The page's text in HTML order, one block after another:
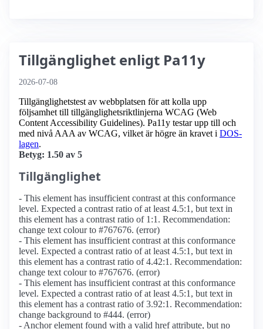
Tillgänglighet enligt Pa11y
2026-07-08
Tillgänglighetstest av webbplatsen för att kolla upp
följsamhet till tillgänglighets­riktlinjerna WCAG (Web
Content Accessibility Guidelines). Pa11y testar upp till och
med nivå AAA av WCAG, vilket är högre än kravet i DOS-
lagen.
Betyg: 1.50 av 5
Tillgänglighet
- This element has insufficient contrast at this conformance
level. Expected a contrast ratio of at least 4.5:1, but text in
this element has a contrast ratio of 1:1. Recommendation:
change text colour to #767676. (error)
- This element has insufficient contrast at this conformance
level. Expected a contrast ratio of at least 4.5:1, but text in
this element has a contrast ratio of 4.42:1. Recommendation:
change text colour to #767676. (error)
- This element has insufficient contrast at this conformance
level. Expected a contrast ratio of at least 4.5:1, but text in
this element has a contrast ratio of 3.92:1. Recommendation:
change background to #444. (error)
- Anchor element found with a valid href attribute, but no